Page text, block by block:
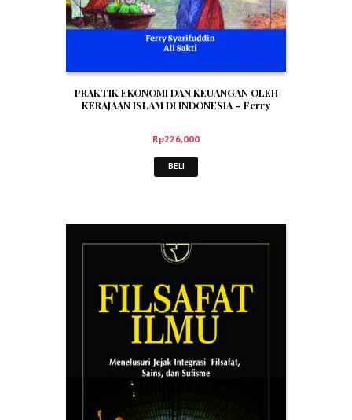
PRAKTIK EKONOMI DAN KEUANGAN OLEH
KERAJAAN ISLAM DI INDONESIA – Ferry
Rp226,000
BELI